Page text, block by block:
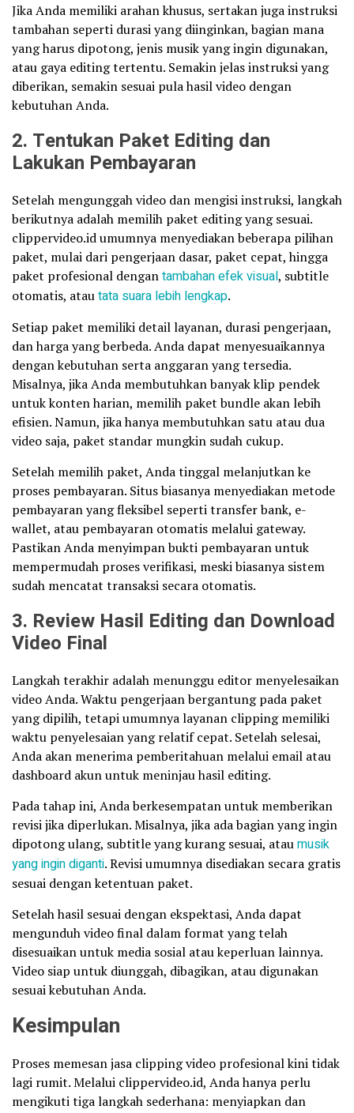
Jika Anda memiliki arahan khusus, sertakan juga instruksi
tambahan seperti durasi yang diinginkan, bagian mana
yang harus dipotong, jenis musik yang ingin digunakan,
atau gaya editing tertentu. Semakin jelas instruksi yang
diberikan, semakin sesuai pula hasil video dengan
kebutuhan Anda.
2. Tentukan Paket Editing dan
Lakukan Pembayaran
Setelah mengunggah video dan mengisi instruksi, langkah
berikutnya adalah memilih paket editing yang sesuai.
clippervideo.id umumnya menyediakan beberapa pilihan
paket, mulai dari pengerjaan dasar, paket cepat, hingga
paket profesional dengantambahan efek visual, subtitle
otomatis, atautata suara lebih lengkap.
Setiap paket memiliki detail layanan, durasi pengerjaan,
dan harga yang berbeda. Anda dapat menyesuaikannya
dengan kebutuhan serta anggaran yang tersedia.
Misalnya, jika Anda membutuhkan banyak klip pendek
untuk konten harian, memilih paket bundle akan lebih
efisien. Namun, jika hanya membutuhkan satu atau dua
video saja, paket standar mungkin sudah cukup.
Setelah memilih paket, Anda tinggal melanjutkan ke
proses pembayaran. Situs biasanya menyediakan metode
pembayaran yang fleksibel seperti transfer bank, e-
wallet, atau pembayaran otomatis melalui gateway.
Pastikan Anda menyimpan bukti pembayaran untuk
mempermudah proses verifikasi, meski biasanya sistem
sudah mencatat transaksi secara otomatis.
3. Review Hasil Editing dan Download
Video Final
Langkah terakhir adalah menunggu editor menyelesaikan
video Anda. Waktu pengerjaan bergantung pada paket
yang dipilih, tetapi umumnya layanan clipping memiliki
waktu penyelesaian yang relatif cepat. Setelah selesai,
Anda akan menerima pemberitahuan melalui email atau
dashboard akun untuk meninjau hasil editing.
Pada tahap ini, Anda berkesempatan untuk memberikan
revisi jika diperlukan. Misalnya, jika ada bagian yang ingin
dipotong ulang, subtitle yang kurang sesuai, ataumusik
yang ingin diganti. Revisi umumnya disediakan secara gratis
sesuai dengan ketentuan paket.
Setelah hasil sesuai dengan ekspektasi, Anda dapat
mengunduh video final dalam format yang telah
disesuaikan untuk media sosial atau keperluan lainnya.
Video siap untuk diunggah, dibagikan, atau digunakan
sesuai kebutuhan Anda.
Kesimpulan
Proses memesan jasa clipping video profesional kini tidak
lagi rumit. Melalui clippervideo.id, Anda hanya perlu
mengikuti tiga langkah sederhana: menyiapkan dan